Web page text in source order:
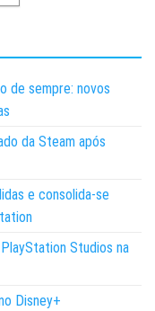
de sempre: novos
da Steam após
e consolida-se
Studios na
Disney+